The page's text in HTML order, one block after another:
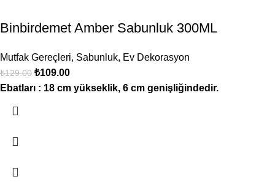
Binbirdemet Amber Sabunluk 300ML
Mutfak Gereçleri, Sabunluk, Ev Dekorasyon
₺129.00 ₺109.00
Ebatları : 18 cm yükseklik, 6 cm genişliğindedir.